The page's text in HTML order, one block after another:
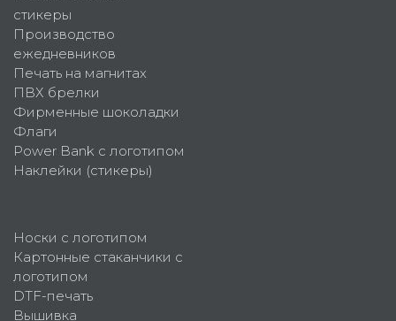
стикеры
Производство
ежедневников
Печать на магнитах
ПВХ брелки
Фирменные шоколадки
Флаги
Power Bank с логотипом
Наклейки (стикеры)
Носки с логотипом
Картонные стаканчики с
логотипом
DTF-печать
Вышивка